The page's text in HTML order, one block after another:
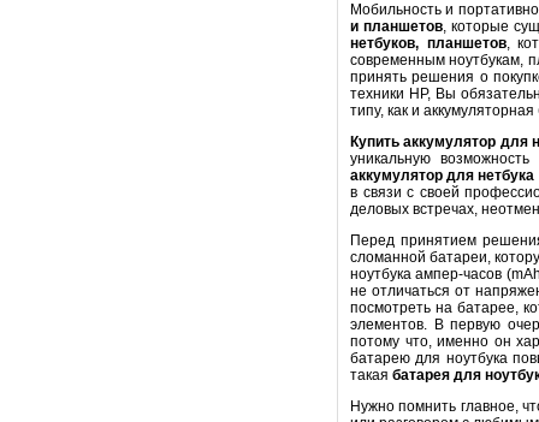
Мобильность и
и планшетов, которые
нетбуков, планшетов,
современным ноутбукам,
принять решения о
техники HP, Вы
типу, как и
Купить аккумулятор для
уникальную
аккумулятор для нетбука
в связи с своей
деловых встречах,
Перед принятием
сломанной батареи,
ноутбука ампер-часов
не отличаться от
посмотреть на батарее,
элементов. В первую
потому что, именно он
батарею для ноутбука
такая батарея для
Нужно помнить главное,